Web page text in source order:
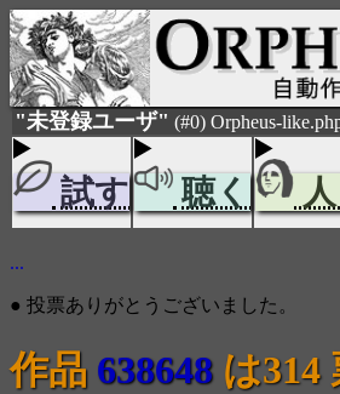
"未登録ユーザ" (#0) Orpheus-
試す 聴く
...
● 投票ありがとうございました。
作品 638648 は314